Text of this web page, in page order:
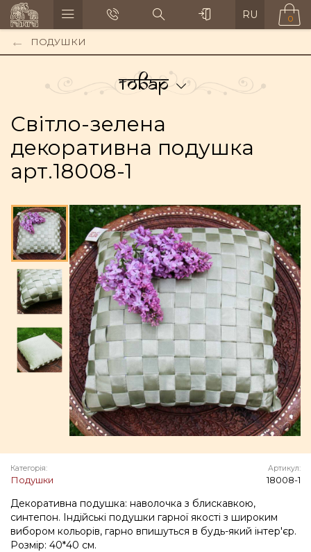
RU 0
ПОДУШКИ
Товар
Світло-зелена
декоративна подушка
арт.18008-1
Категорія:
Подушки
Артикул:
18008-1
Декоративна подушка: наволочка з блискавкою,
синтепон. Індійські подушки гарної якості з широким
вибором кольорів, гарно впишуться в будь-який інтер'єр.
Розмір: 40*40 см.